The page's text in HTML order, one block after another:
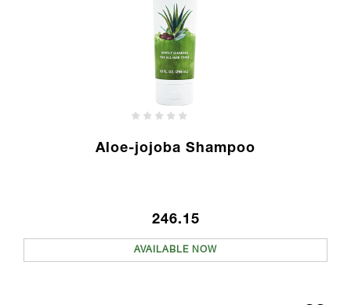
Aloe-jojoba Shampoo
246.15
AVAILABLE NOW